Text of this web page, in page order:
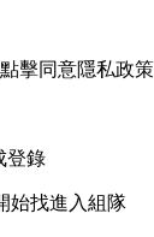
擊同意隱私政策
登錄
始找進入組隊